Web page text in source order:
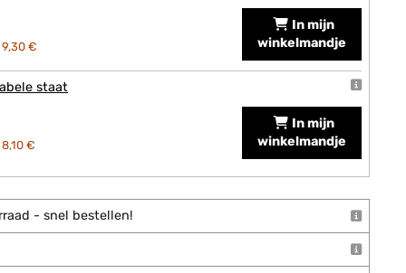
9,30 €
In mijn
winkelmandje
staat
8,10 €
In mijn
winkelmandje
- snel bestellen!